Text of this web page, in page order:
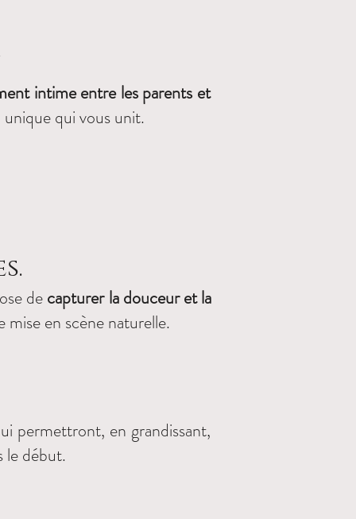
intime entre les parents et
qui vous unit.
decapturer la douceur et la
en scène naturelle.
permettront, en grandissant,
le début.